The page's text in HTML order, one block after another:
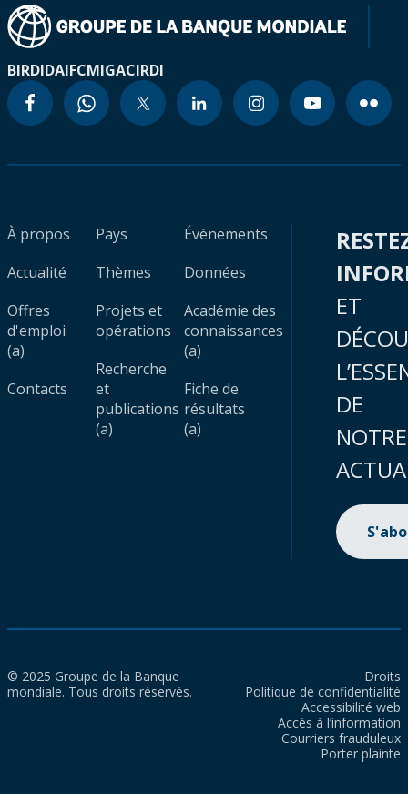
BIRDIDAIFCMIGACIRDI
À propos
Actualité
Offres
d'emploi
(a)
Contacts
Pays
Thèmes
Projets et
opérations
Recherche
et
publications
(a)
Évènements
Données
Académie des
connaissances
(a)
Fiche de
résultats
(a)
ET
DE
NOTRE
© 2025 Groupe de la Banque
mondiale. Tous droits réservés.
Droits
Politique de confidentialité
Accessibilité web
Accès à l’information
Courriers frauduleux
Porter plainte